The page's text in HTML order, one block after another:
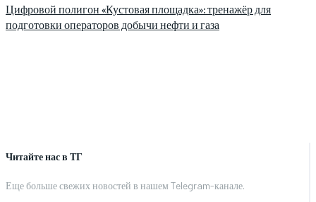
Читайте нас в ТГ
Еще больше свежих новостей в нашем Telegram-канале.
Цифровой полигон «Кустовая площадка»: тренажёр для
подготовки операторов добычи нефти и газа